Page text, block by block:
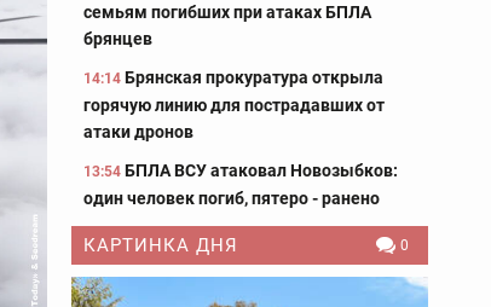
семьям погибших при атаках БПЛА
брянцев
14:14 Брянская прокуратура открыла
горячую линию для пострадавших от
атаки дронов
13:54 БПЛА ВСУ атаковал Новозыбков:
один человек погиб, пятеро - ранено
КАРТИНКА ДНЯ 0